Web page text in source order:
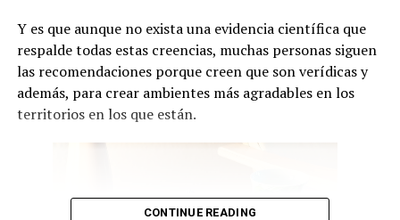
Y es que aunque no exista una evidencia científica que
respalde todas estas creencias, muchas personas siguen
las recomendaciones porque creen que son verídicas y
además, para crear ambientes más agradables en los
territorios en los que están.
CONTINUE READING